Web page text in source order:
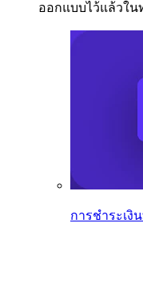
ออกแบบไว้แล้วใน
การชำระเงิ